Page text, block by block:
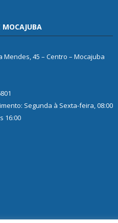
MOCAJUBA
Mendes, 45 – Centro – Mocajuba
Segunda à Sexta-feira, 08:00
16:00